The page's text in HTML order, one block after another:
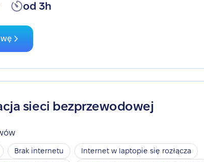
od 3h
sieci bezprzewodowej
Brak internetu
Internet w laptopie się rozłącza